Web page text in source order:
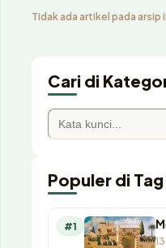
Tidak ada artikel pada arsip
Cari di
Populer di
#1